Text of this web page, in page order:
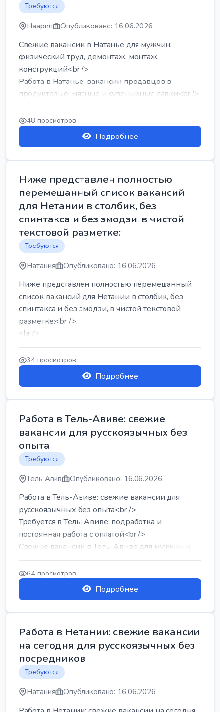
Требуются
Наария Опубликовано: 16.06.2026
Свежие вакансии в Натанье для мужчин:
физический труд, демонтаж, монтаж
конструкций<br />
Работа в Натанье: вакансии продавцов в
продуктовые, мясные и сувенирные лавки<br />
Разнорабочий на сборку м...
48 просмотров
Подробнее
Ниже представлен полностью
перемешанный список вакансий
для Нетании в столбик, без
спинтакса и без эмодзи, в чистой
текстовой разметке:
Требуются
Натания Опубликовано: 16.06.2026
Ниже представлен полностью перемешанный
список вакансий для Нетании в столбик, без
спинтакса и без эмодзи, в чистой текстовой
разметке:<br />
<br />
Работа в Нетании на мебельном производстве:
требу...
34 просмотров
Подробнее
Работа в Тель-Авиве: свежие
вакансии для русскоязычных без
опыта
Требуются
Тель Авив Опубликовано: 16.06.2026
Работа в Тель-Авиве: свежие вакансии для
русскоязычных без опыта<br />
Требуется в Тель-Авиве: подработка и
постоянная работа с оплатой<br />
Свежие вакансии в Тель-Авиве для мужчин и
женщин от хозя...
64 просмотров
Подробнее
Работа в Нетании: свежие вакансии
на сегодня для русскоязычных без
посредников
Требуются
Натания Опубликовано: 16.06.2026